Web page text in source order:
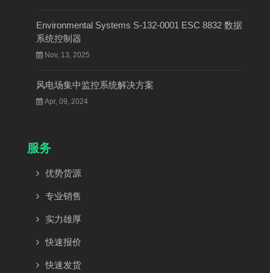
Environmental Systems S-132-0001 ESC 8832 数据
系统控制器
Nov, 13, 2025
风电场集中监控系统解决方案
Apr, 09, 2024
服务
优势货源
专业销售
实力雄厚
快速报价
快速发货